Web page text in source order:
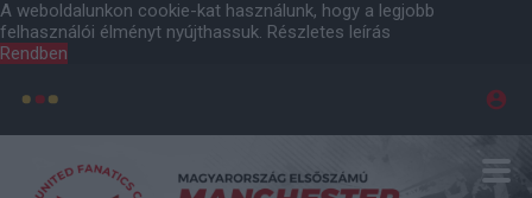
A weboldalunkon cookie-kat használunk, hogy a legjobb
felhasználói élményt nyújthassuk. Részletes leírás
Rendben